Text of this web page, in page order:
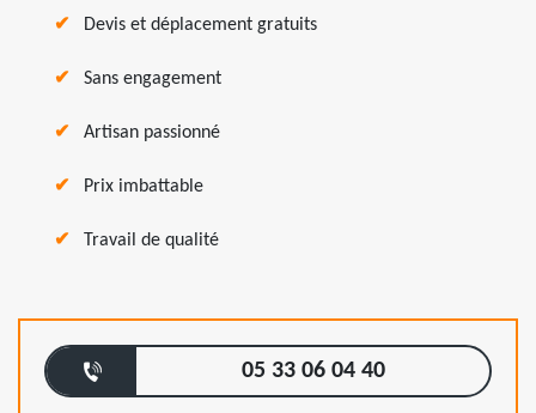
Devis et déplacement gratuits
Sans engagement
Artisan passionné
Prix imbattable
Travail de qualité
05 33 06 04 40